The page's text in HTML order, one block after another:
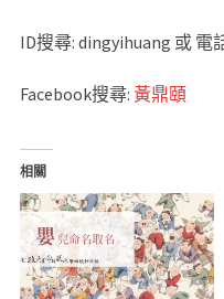
ID搜尋: dingyihuang 或 電
Facebook搜尋: 黃鼎頤
相關